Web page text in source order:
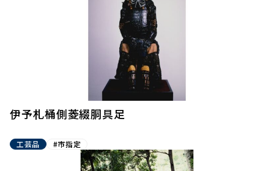
伊予札桶側菱綴胴具足
工芸品 #市指定